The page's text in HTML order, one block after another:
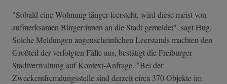
"Sobald eine Wohnung länger leersteht, wird diese meist von
aufmerksamen Bürger:innen an die Stadt gemeldet", sagt Hug.
Solche Meldungen augenscheinlichen Leerstands machten den
Großteil der verfolgten Fälle aus, bestätigt die Freiburger
Stadtverwaltung auf Kontext-Anfrage. "Bei der
Zweckentfremdungsstelle sind derzeit circa 370 Objekte im